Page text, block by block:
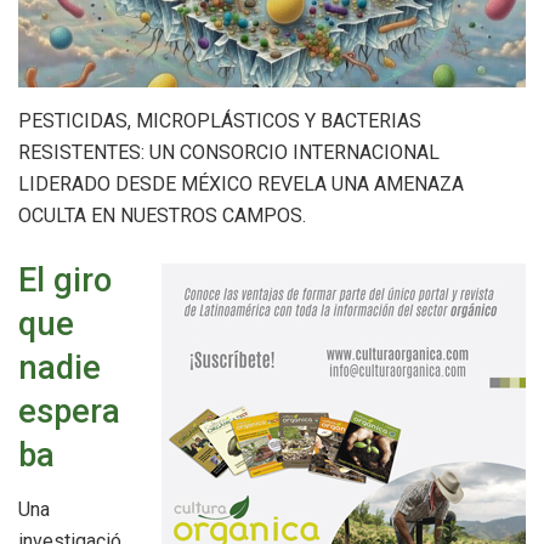
PESTICIDAS, MICROPLÁSTICOS Y BACTERIAS
RESISTENTES: UN CONSORCIO INTERNACIONAL
LIDERADO DESDE MÉXICO REVELA UNA AMENAZA
OCULTA EN NUESTROS CAMPOS.
El giro
que
nadie
espera
ba
Una